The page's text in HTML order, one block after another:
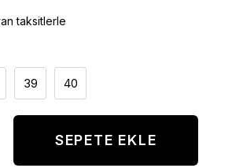
taksitlerle
39 40